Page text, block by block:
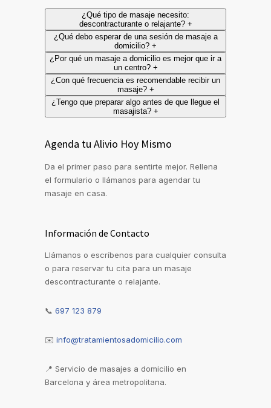
¿Qué tipo de masaje necesito:
descontracturante o relajante? +
¿Qué debo esperar de una sesión de masaje a
domicilio? +
¿Por qué un masaje a domicilio es mejor que ir a
un centro? +
¿Con qué frecuencia es recomendable recibir un
masaje? +
¿Tengo que preparar algo antes de que llegue el
masajista? +
Agenda tu Alivio Hoy Mismo
Da el primer paso para sentirte mejor. Rellena
el formulario o llámanos para agendar tu
masaje en casa.
Información de Contacto
Llámanos o escríbenos para cualquier consulta
o para reservar tu cita para un masaje
descontracturante o relajante.
📞 697 123 879
✉️ info@tratamientosadomicilio.com
📍 Servicio de masajes a domicilio en
Barcelona y área metropolitana.